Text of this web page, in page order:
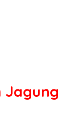
Jagung